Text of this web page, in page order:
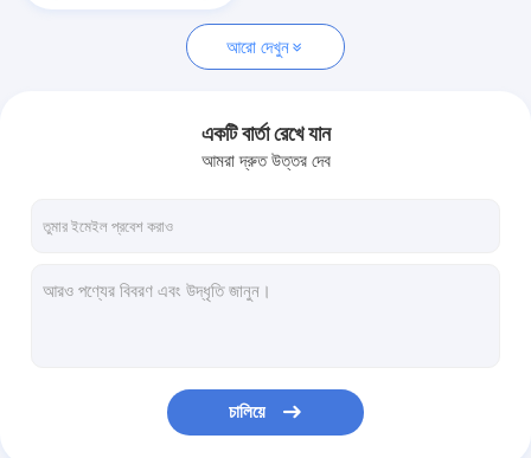
আরো দেখুন
একটি বার্তা রেখে যান
আমরা দ্রুত উত্তর দেব
চালিয়ে